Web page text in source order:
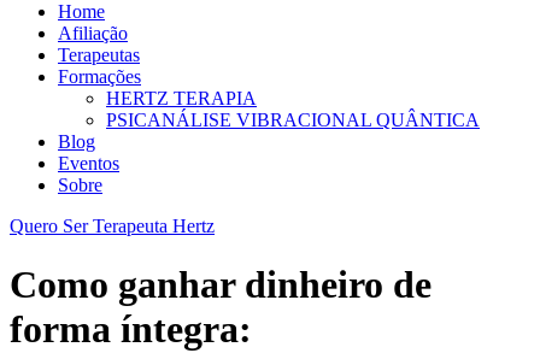
Home
Afiliação
Terapeutas
Formações
HERTZ TERAPIA
PSICANÁLISE VIBRACIONAL QUÂNTICA
Blog
Eventos
Sobre
Quero Ser Terapeuta Hertz
Como ganhar dinheiro de
forma íntegra: